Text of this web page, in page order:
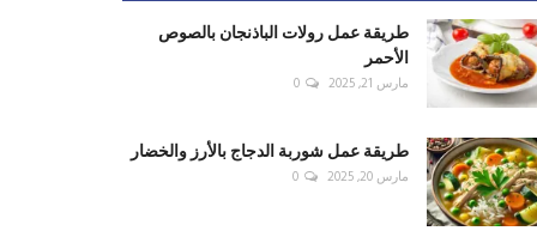
طريقة عمل رولات الباذنجان بالصوص
الأحمر
مارس 21, 2025 0
طريقة عمل شوربة الدجاج بالأرز والخضار
مارس 20, 2025 0